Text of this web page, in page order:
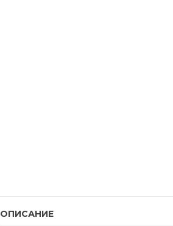
ОПИСАНИЕ